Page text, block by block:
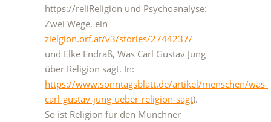
https://reliReligion und Psychoanalyse:
Zwei Wege, ein
zielgion.orf.at/v3/stories/2744237/
und Elke Endraß, Was Carl Gustav Jung
über Religion sagt. In:
https://www.sonntagsblatt.de/artikel/menschen/was-
carl-gustav-jung-ueber-religion-sagt).
So ist Religion für den Münchner